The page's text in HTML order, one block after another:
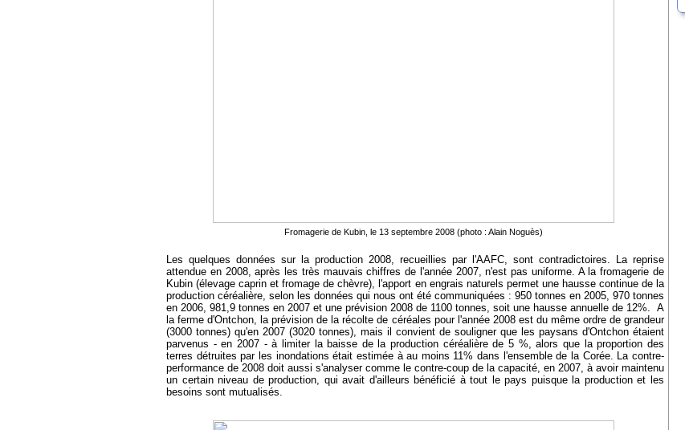
Fromagerie de Kubin, le 13 septembre 2008 (photo : Alain Noguès)
Les quelques données sur la production 2008, recueillies par l'AAFC, sont contradictoires. La reprise
attendue en 2008, après les très mauvais chiffres de l'année 2007, n'est pas uniforme. A la fromagerie de
Kubin (élevage caprin et fromage de chèvre), l'apport en engrais naturels permet une hausse continue de la
production céréalière, selon les données qui nous ont été communiquées : 950 tonnes en 2005, 970 tonnes
en 2006, 981,9 tonnes en 2007 et une prévision 2008 de 1100 tonnes, soit une hausse annuelle de 12%. A
la ferme d'Ontchon, la prévision de la récolte de céréales pour l'année 2008 est du même ordre de grandeur
(3000 tonnes) qu'en 2007 (3020 tonnes), mais il convient de souligner que les paysans d'Ontchon étaient
parvenus - en 2007 - à limiter la baisse de la production céréalière de 5 %, alors que la proportion des
terres détruites par les inondations était estimée à au moins 11% dans l'ensemble de la Corée. La contre-
performance de 2008 doit aussi s'analyser comme le contre-coup de la capacité, en 2007, à avoir maintenu
un certain niveau de production, qui avait d'ailleurs bénéficié à tout le pays puisque la production et les
besoins sont mutualisés.